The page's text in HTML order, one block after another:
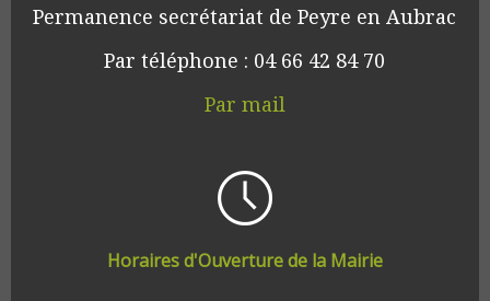
Permanence secrétariat de Peyre en Aubrac
Par téléphone : 04 66 42 84 70
Par mail
Horaires d'Ouverture de la Mairie